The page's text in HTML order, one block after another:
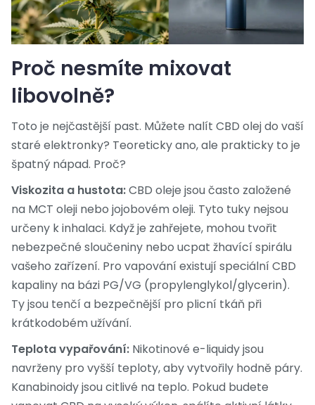
Proč nesmíte mixovat
libovolně?
Toto je nejčastější past. Můžete nalít CBD olej do vaší
staré elektronky? Teoreticky ano, ale prakticky to je
špatný nápad. Proč?
Viskozita a hustota:CBD oleje jsou často založené
na MCT oleji nebo jojobovém oleji. Tyto tuky nejsou
určeny k inhalaci. Když je zahřejete, mohou tvořit
nebezpečné sloučeniny nebo ucpat žhavící spirálu
vašeho zařízení. Pro vapování existují speciální CBD
kapaliny na bázi PG/VG (propylenglykol/glycerin).
Ty jsou tenčí a bezpečnější pro plicní tkáň při
krátkodobém užívání.
Teplota vypařování: Nikotinové e-liquidy jsou
navrženy pro vyšší teploty, aby vytvořily hodně páry.
Kanabinoidy jsou citlivé na teplo. Pokud budete